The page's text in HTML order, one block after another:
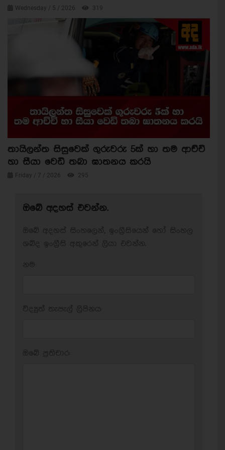
Wednesday / 5 / 2026 319
තායිලන්ත සිසුවෙක් ගුරුවරු 5ක් හා තම ආච්චි
හා සීයා වෙඩි තබා ඝාතනය කරයි
Friday / 7 / 2026 295
ඔබේ අදහස් එවන්න.